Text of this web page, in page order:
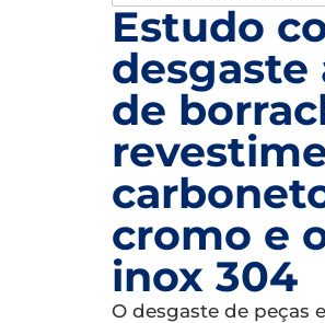
Estudo
desgaste
de
cromo e
inox 304
O desgaste de peças